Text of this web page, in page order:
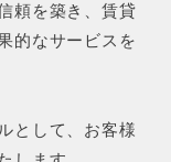
頼を築き、賃貸
的なサービスを
として、お客様